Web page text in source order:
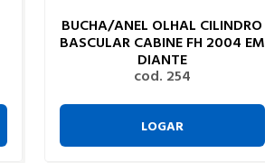
BUCHA/ANEL OLHAL CILINDRO
BASCULAR CABINE FH 2004 EM
DIANTE
cod. 254
LOGAR